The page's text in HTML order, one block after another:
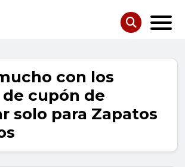
con los
cupón de
solo para Zapatos